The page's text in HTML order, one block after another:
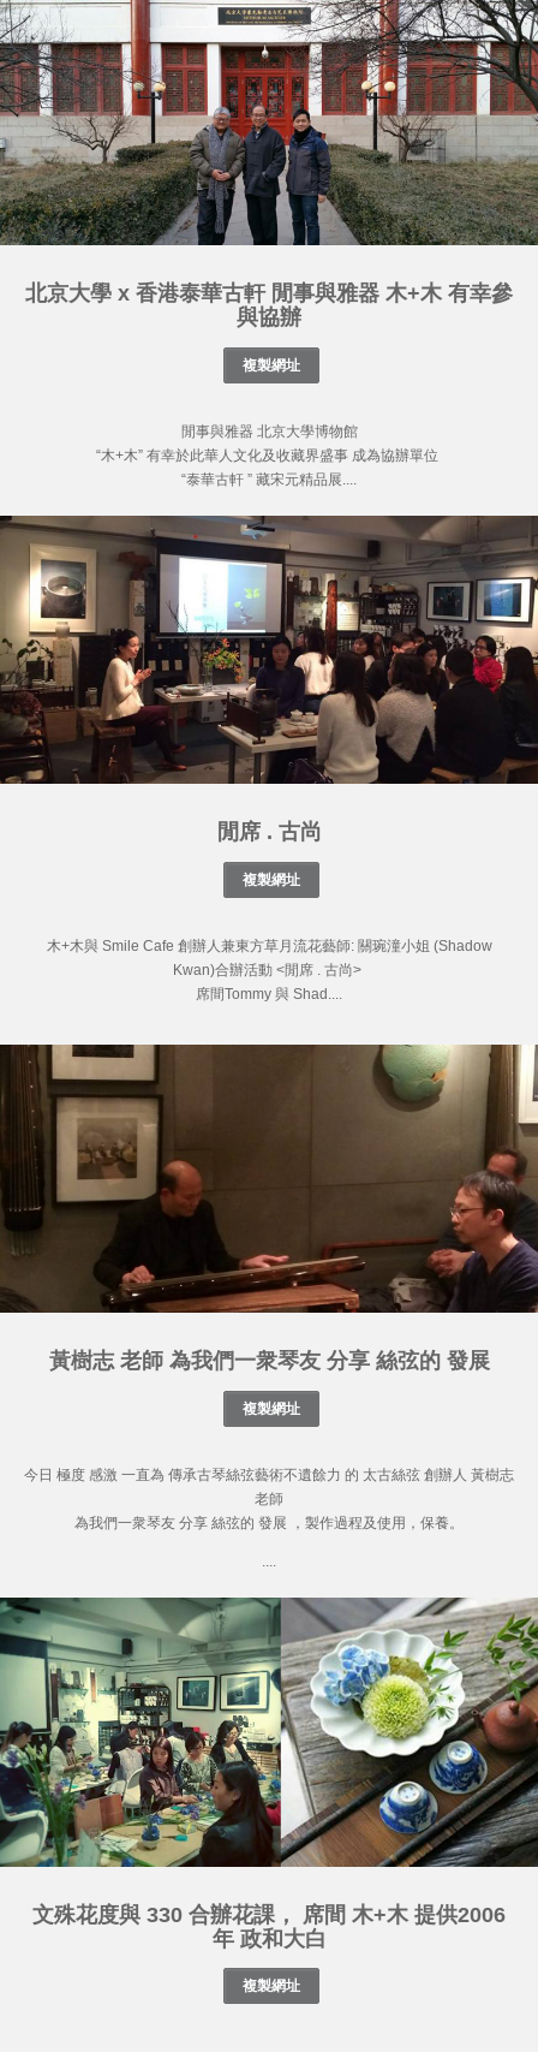
北京大學 x 香港泰華古軒 閒事與雅器 木+木 有幸參
與協辦
閒事與雅器 北京大學博物館
“木+木” 有幸於此華人文化及收藏界盛事 成為協辦單位
“泰華古軒 ” 藏宋元精品展....
閒席 . 古尚
木+木與 Smile Cafe 創辦人兼東方草月流花藝師: 關琬潼小姐 (Shadow
Kwan)合辦活動 <閒席 . 古尚>
席間Tommy 與 Shad....
黃樹志 老師 為我們一衆琴友 分享 絲弦的 發展
今日 極度 感激 一直為 傳承古琴絲弦藝術不遺餘力 的 太古絲弦 創辦人 黃樹志
老師
為我們一衆琴友 分享 絲弦的 發展 ，製作過程及使用，保養。
....
文殊花度與 330 合辦花課， 席間 木+木 提供2006
年 政和大白